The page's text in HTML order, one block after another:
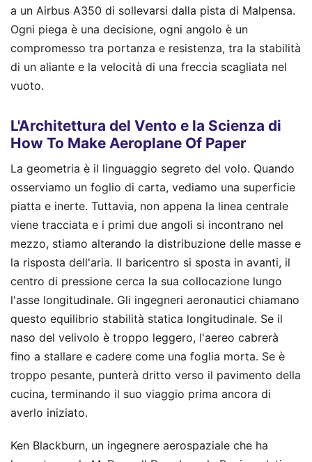
a un Airbus A350 di sollevarsi dalla pista di Malpensa.
Ogni piega è una decisione, ogni angolo è un
compromesso tra portanza e resistenza, tra la stabilità
di un aliante e la velocità di una freccia scagliata nel
vuoto.
L'Architettura del Vento e la Scienza di
How To Make Aeroplane Of Paper
La geometria è il linguaggio segreto del volo. Quando
osserviamo un foglio di carta, vediamo una superficie
piatta e inerte. Tuttavia, non appena la linea centrale
viene tracciata e i primi due angoli si incontrano nel
mezzo, stiamo alterando la distribuzione delle masse e
la risposta dell'aria. Il baricentro si sposta in avanti, il
centro di pressione cerca la sua collocazione lungo
l'asse longitudinale. Gli ingegneri aeronautici chiamano
questo equilibrio stabilità statica longitudinale. Se il
naso del velivolo è troppo leggero, l'aereo cabrerà
fino a stallare e cadere come una foglia morta. Se è
troppo pesante, punterà dritto verso il pavimento della
cucina, terminando il suo viaggio prima ancora di
averlo iniziato.
Ken Blackburn, un ingegnere aerospaziale che ha